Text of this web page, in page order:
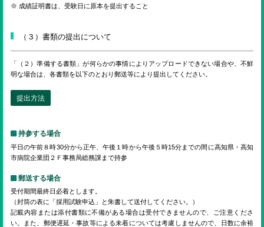
※ 成績証明書は、受験日に原本を提出すること
（３）書類の提出について
「（２）準備する書類」が何らかの事情によりアップロードできない場合や、不鮮
明な場合は、各書類を以下のとおり郵送等により提出してください。
提出方法
持参する場合
平日の午前８時30分から正午、午後１時から午後５時15分までの間に高知県・高知
市病院企業団２Ｆ事務局総務課まで持参
郵送する場合
受付期間最終日必着とします。
（封筒の表に「採用試験申込」と朱書して送付してください。）
記載内容または添付書類に不備がある場合は受付できませんので、ご注意くださ
い。また、郵便遅延・事故等による未着については考慮しませんので、日数に余裕